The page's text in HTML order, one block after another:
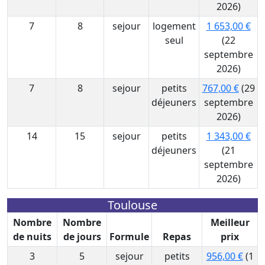
2026)
7
8 sejour
logement
seul
1 653,00 €
(22
septembre
2026)
7
8 sejour
petits
déjeuners
767,00 €(29
septembre
2026)
14
15 sejour
petits
déjeuners
1 343,00 €
(21
septembre
2026)
Toulouse
Nombre
de nuits
Nombre
de jours
Formule Repas
Meilleur
prix
3
5 sejour
petits
956,00 €(1